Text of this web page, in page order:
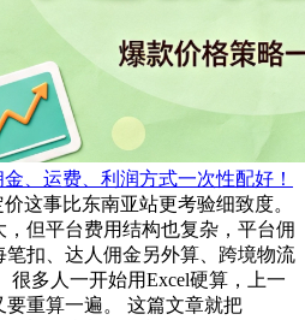
、运费、利润方式一次性配好！
这事比东南亚站更考验细致度。
但平台费用结构也复杂，平台佣
扣、达人佣金另外算、跨境物流
很多人一开始用Excel硬算，上一
重算一遍。 这篇文章就把